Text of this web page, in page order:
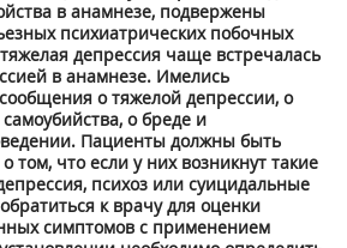
в анамнезе, подвержены
психиатрических побочных
депрессия чаще встречалась
в анамнезе. Имелись
о тяжелой депрессии, о
о бреде и
Пациенты должны быть
что если у них возникнут такие
психоз или суицидальные
к врачу для оценки
симптомов с применением